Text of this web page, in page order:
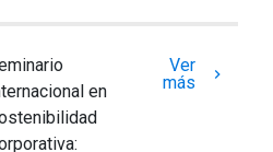
en
Ver
más
keyboard_arrow_right